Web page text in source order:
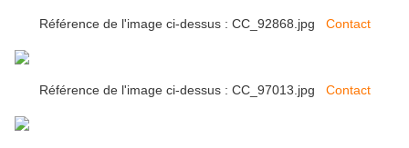
Référence de l'image ci-dessus : CC_92868.jpg Contact
Référence de l'image ci-dessus : CC_97013.jpg Contact